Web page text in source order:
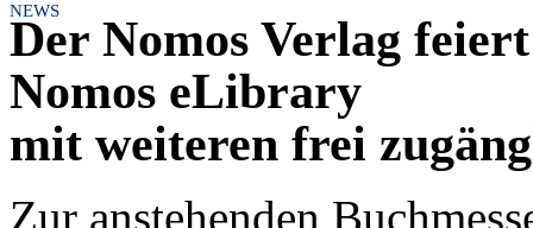
NEWS
Der Nomos Verlag
Nomos eLibrary
mit weiteren frei
Zur anstehenden